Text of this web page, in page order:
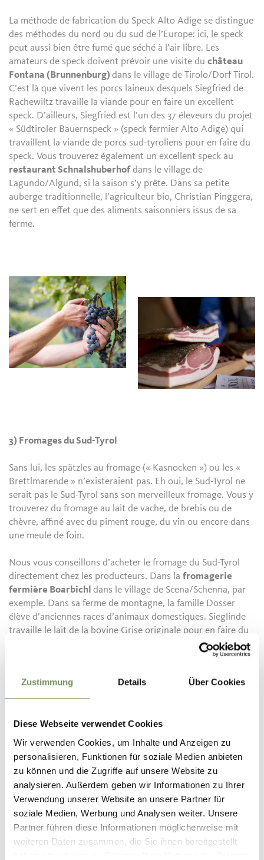
Zustimmung Details Über Cookies
Diese Webseite verwendet Cookies
Wir verwenden Cookies, um Inhalte und Anzeigen zu
personalisieren, Funktionen für soziale Medien anbieten
zu können und die Zugriffe auf unsere Website zu
analysieren. Außerdem geben wir Informationen zu Ihrer
Verwendung unserer Website an unsere Partner für
soziale Medien, Werbung und Analysen weiter. Unsere
Partner führen diese Informationen möglicherweise mit
weiteren Daten zusammen, die Sie ihnen bereitgestellt
La méthode de fabrication du Speck Alto Adige se distingue
des méthodes du nord ou du sud de l’Europe: ici, le speck
peut aussi bien être fumé que séché à l’air libre. Les
amateurs de speck doivent prévoir une visite duchâteau
Fontana (Brunnenburg)dans le village de Tirolo/Dorf Tirol.
C’est là que vivent les porcs laineux desquels Siegfried de
Rachewiltz travaille la viande pour en faire un excellent
speck. D’ailleurs, Siegfried est l’un des 37 éleveurs du projet
« Südtiroler Bauernspeck » (speck fermier Alto Adige) qui
travaillent la viande de porcs sud-tyroliens pour en faire du
speck. Vous trouverez également un excellent speck au
restaurant Schnalshuberhofdans le village de
Lagundo/Algund, si la saison s’y prête. Dans sa petite
auberge traditionnelle, l’agriculteur bio, Christian Pinggera,
ne sert en effet que des aliments saisonniers issus de sa
ferme.
3) Fromages du Sud-Tyrol
Sans lui, les spätzles au fromage (« Kasnocken ») ou les «
Brettlmarende » n’existeraient pas. Eh oui, le Sud-Tyrol ne
serait pas le Sud-Tyrol sans son merveilleux fromage. Vous y
trouverez du fromage au lait de vache, de brebis ou de
chèvre, affiné avec du piment rouge, du vin ou encore dans
une meule de foin.
Nous vous conseillons d’acheter le fromage du Sud-Tyrol
directement chez les producteurs. Dans lafromagerie
fermière Boarbichldans le village de Scena/Schenna, par
exemple. Dans sa ferme de montagne, la famille Dosser
élève d’anciennes races d’animaux domestiques. Sieglinde
travaille le lait de la bovine Grise originale pour en faire du
fromage qui portera les noms « Schmuggler Luis » et «
Rebell ». Les amateurs de fromage trouveront également
vallée Passiria (Passeiertal). On y trouve tout un éventail de
fromages bio de la vallée.
(Ultental), prévoyez un détour par lafromagerie de chèvre
d’Edith. Situé directement sur le sentier des fermes
(Höfeweg), le Baschtelehof offre un assortiment de
différents fromages de chèvre, affinés avec du raifort, du
basilic et du piment rouge, ou encore du persil. Conseil: Si
vous n’aimez pas le fromage de chèvre, mais que vous
voulez vous laisser tenter par l’aventure, commencez par la
fromagerie d’Edith, car son fromage a un goût
particulièrement léger et n’est pas trop fort.